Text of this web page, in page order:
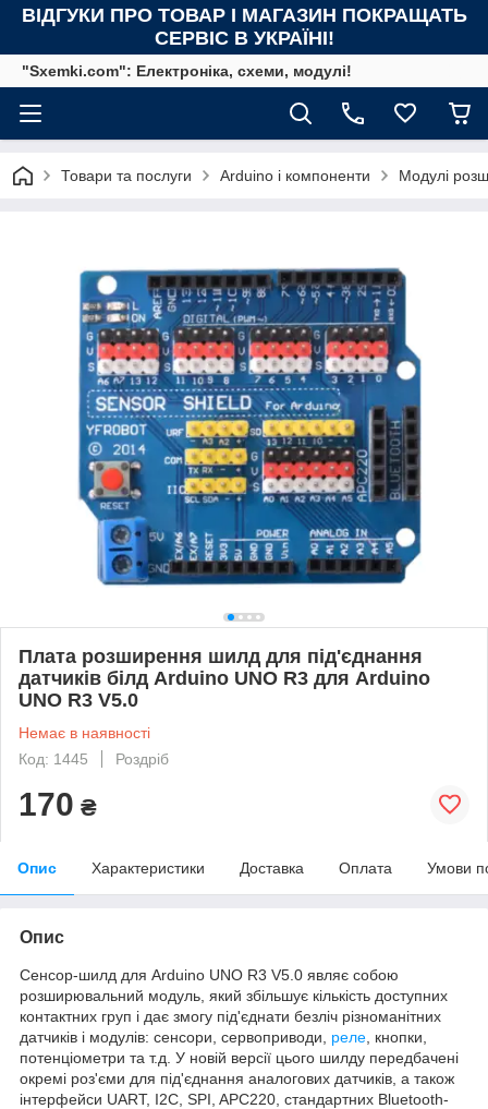
ВІДГУКИ ПРО ТОВАР І МАГАЗИН ПОКРАЩАТЬ
СЕРВІС В УКРАЇНІ!
"Sxemki.com": Електроніка, схеми, модулі!
Товари та послуги Arduino і компоненти Модулі
Плата розширення шилд для під'єднання
датчиків білд Arduino UNO R3 для Arduino
UNO R3 V5.0
Немає в наявності
Код: 1445
Роздріб
170 ₴
Опис Характеристики Доставка Оплата Умови
Опис
Сенсор-шилд для Arduino UNO R3 V5.0 являє собою
розширювальний модуль, який збільшує кількість доступних
контактних груп і дає змогу під'єднати безліч різноманітних
датчиків і модулів: сенсори, сервоприводи, реле , кнопки,
потенціометри та т.д. У новій версії цього шилду передбачені
окремі роз'єми для під'єднання аналогових датчиків, а також
інтерфейси UART, I2C, SPI, APC220, стандартних Bluetooth-